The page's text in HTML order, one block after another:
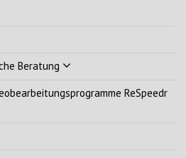
Beratung
ReSpeedr